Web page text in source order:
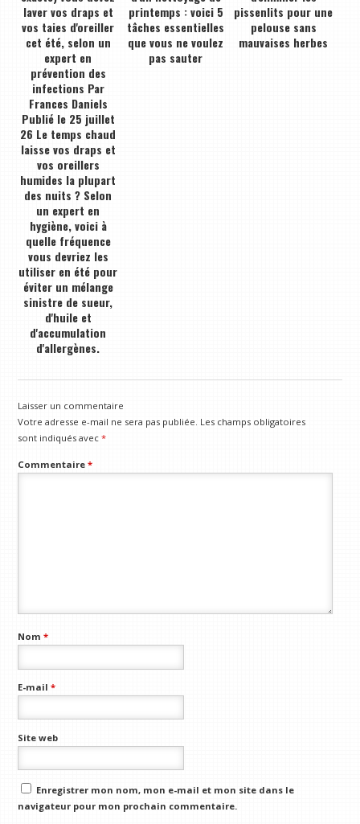
laver vos draps et
vos taies d'oreiller
cet été, selon un
expert en
prévention des
infections Par
Frances Daniels
Publié le 25 juillet
26 Le temps chaud
laisse vos draps et
vos oreillers
humides la plupart
des nuits ? Selon
un expert en
hygiène, voici à
quelle fréquence
vous devriez les
utiliser en été pour
éviter un mélange
sinistre de sueur,
d'huile et
d'accumulation
d'allergènes.
printemps : voici 5
tâches essentielles
que vous ne voulez
pas sauter
pissenlits pour une
pelouse sans
mauvaises herbes
Laisser un commentaire
Votre adresse e-mail ne sera pas publiée. Les champs obligatoires
sont indiqués avec*
Commentaire*
Nom*
E-mail*
Site web
Enregistrer mon nom, mon e-mail et mon site dans le
navigateur pour mon prochain commentaire.